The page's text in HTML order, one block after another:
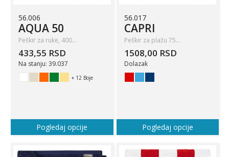
56.006
AQUA 50
Peškir za ruke, 400…
433,55 RSD
Na stanju: 39.037
+ 12 Boje
Pogledaj opcije
56.017
CAPRI
Peškir za plažu 75…
1508,00 RSD
Dolazak
Pogledaj opcije